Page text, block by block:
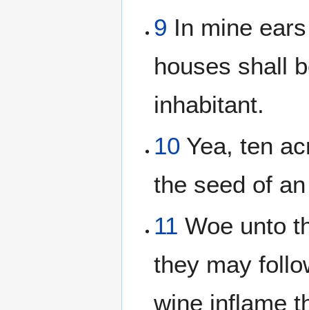
9 In mine
houses shall
inhabitant.
10 Yea, ten
the seed of
11 Woe unto
they may
wine inflame